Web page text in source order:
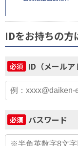
IDをお持ちの方
必須 ID（メールア
必須 パスワード